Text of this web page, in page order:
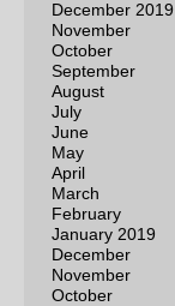
December 2019
November
October
September
August
July
June
May
April
March
February
January 2019
December
November
October